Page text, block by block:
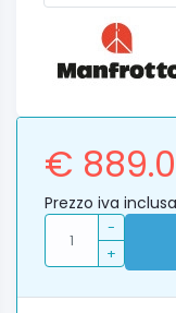
€
Prezzo iva inclusa
-
+